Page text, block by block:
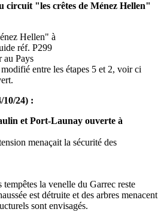
circuit "les crêtes de Ménez Hellen"
Hellen" à
réf. P299
au Pays
entre les étapes 5 et 2, voir ci
24) :
et Port-Launay ouverte à
menaçait la sécurité des
la venelle du Garrec reste
est détruite et des arbres menacent
sont envisagés.